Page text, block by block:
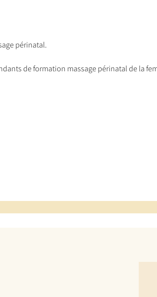
périnatal.
de formation massage périnatal de la